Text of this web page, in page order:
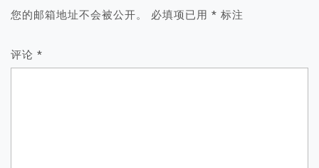
您的邮箱地址不会被公开。 必填项已用 * 标注
评论 *